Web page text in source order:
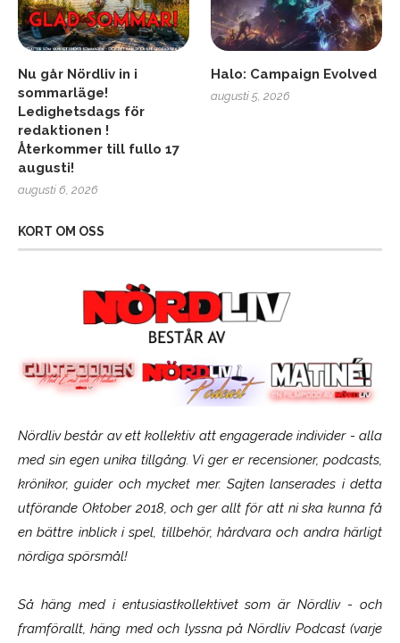
Nu går Nördliv in i
sommarläge!
Ledighetsdags för
redaktionen !
Återkommer till fullo 17
augusti!
augusti 6, 2026
Halo: Campaign Evolved
augusti 5, 2026
KORT OM OSS
Nördliv består av ett kollektiv att engagerade individer - alla
med sin egen unika tillgång. Vi ger er recensioner, podcasts,
krönikor, guider och mycket mer. Sajten lanserades i detta
utförande Oktober 2018, och ger allt för att ni ska kunna få
en bättre inblick i spel, tillbehör, hårdvara och andra härligt
nördiga spörsmål!
Så häng med i entusiastkollektivet som ärNördliv- och
framförallt, häng med och lyssna på Nördliv Podcast (varje